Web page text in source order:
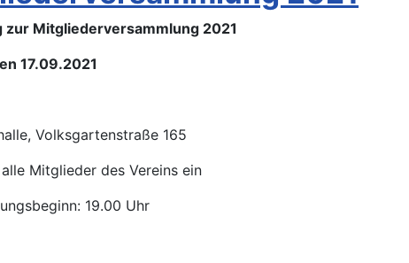
zur Mitgliederversammlung 2021
17.09.2021
Volksgartenstraße 165
Mitglieder des Vereins ein
19.00 Uhr